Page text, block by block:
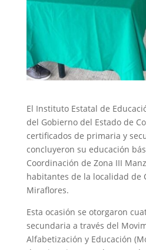
El Instituto Estatal de
del Gobierno del Estado de
certificados de primaria y
concluyeron su educación
Coordinación de Zona III
habitantes de la localidad de
Miraflores.
Esta ocasión se otorgaron
secundaria a través del
Alfabetización y Educación